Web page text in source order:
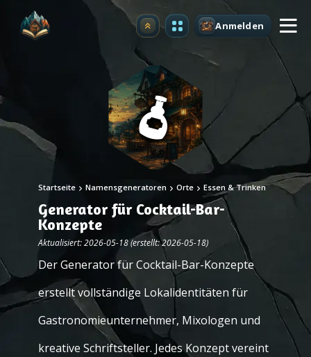
Upgrade Anmelden
Startseite Namensgeneratoren Orte Essen & Trinken
Generator für Cocktail-Bar-
Konzepte
Aktualisiert: 2026-05-18 (erstellt: 2026-05-18)
Der Generator für Cocktail-Bar-Konzepte
erstellt vollständige Lokalidentitäten für
Gastronomieunternehmer, Mixologen und
kreative Schriftsteller. Jedes Konzept vereint